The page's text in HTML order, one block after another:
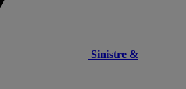
Sinistre &